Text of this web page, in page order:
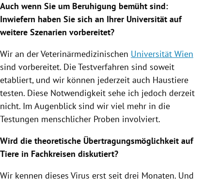
Auch wenn Sie um Beruhigung bemüht sind:
Inwiefern haben Sie sich an Ihrer Universität auf
weitere Szenarien vorbereitet?
Wir an der Veterinärmedizinischen Universität Wien
sind vorbereitet. Die Testverfahren sind soweit
etabliert, und wir können jederzeit auch Haustiere
testen. Diese Notwendigkeit sehe ich jedoch derzeit
nicht. Im Augenblick sind wir viel mehr in die
Testungen menschlicher Proben involviert.
Wird die theoretische Übertragungsmöglichkeit auf
Tiere in Fachkreisen diskutiert?
Wir kennen dieses Virus erst seit drei Monaten. Und